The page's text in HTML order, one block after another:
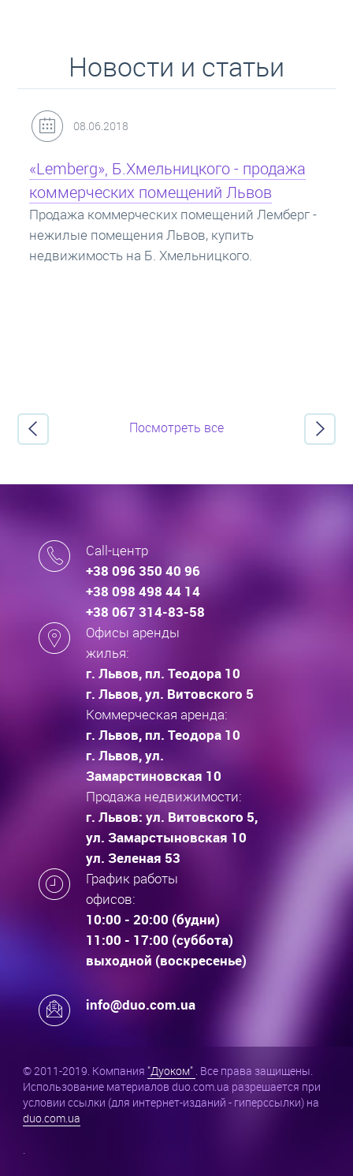
Новости и статьи
31.05.2018
Кредит под залог недвижимости:
ипотека
Ипотека на квартиру - кредит на жилье под
залог недвижимости. Купить в ипотеку - что
нужно знать? Консультация от Экспертов об
Посмотреть все
Call-центр
+38 096 350 40 96
+38 098 498 44 14
+38 067 314-83-58
Офисы аренды
жилья:
г. Львов, пл. Теодора 10
г. Львов, ул. Витовского 5
Коммерческая аренда:
г. Львов, пл. Теодора 10
г. Львов, ул.
Замарстиновская 10
Продажа недвижимости:
г. Львов: ул. Витовского 5,
ул. Замарстыновская 10
ул. Зеленая 53
График работы
офисов:
10:00 - 20:00 (будни)
11:00 - 17:00 (суббота)
выходной (воскресенье)
info@duo.com.ua
© 2011-2019. Компания "Дуоком" . Все права защищены.
Использование материалов duo.com.ua разрешается при
условии ссылки (для интернет-изданий - гиперссылки) на
duo.com.ua
.